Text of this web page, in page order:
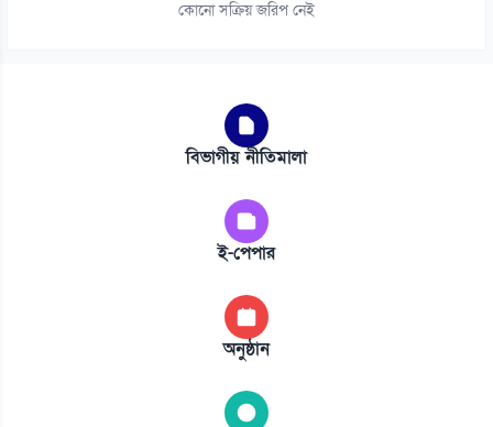
কোনো সক্রিয় জরিপ নেই
বিভাগীয় নীতিমালা
ই-পেপার
অনুষ্ঠান